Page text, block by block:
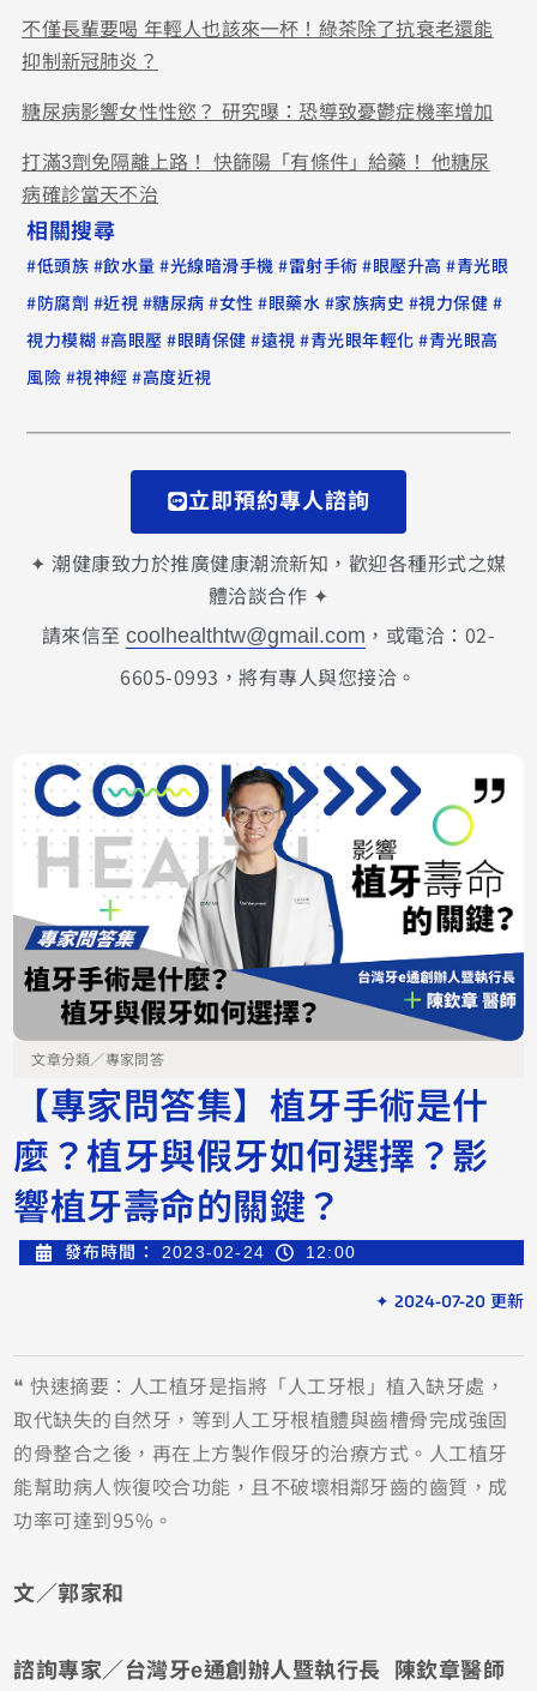
不僅長輩要喝 年輕人也該來一杯！綠茶除了抗衰老還能
抑制新冠肺炎？
糖尿病影響女性性慾？ 研究曝：恐導致憂鬱症機率增加
打滿3劑免隔離上路！ 快篩陽「有條件」給藥！ 他糖尿
病確診當天不治
相關搜尋
#低頭族 #飲水量 #光線暗滑手機 #雷射手術 #眼壓升高 #青光眼
#防腐劑 #近視 #糖尿病 #女性 #眼藥水 #家族病史 #視力保健 #
視力模糊 #高眼壓 #眼睛保健 #遠視 #青光眼年輕化 #青光眼高
風險 #視神經 #高度近視
立即預約專人諮詢
✦ 潮健康致力於推廣健康潮流新知，歡迎各種形式之媒
體洽談合作 ✦
請來信至coolhealthtw@gmail.com ，或電洽：02-
6605-0993，將有專人與您接洽。
文章分類／專家問答
【專家問答集】植牙手術是什
麼？植牙與假牙如何選擇？影
響植牙壽命的關鍵？
發布時間： 2023-02-24 12:00
✦ 2024-07-20 更新
❝ 快速摘要：人工植牙是指將「人工牙根」植入缺牙處，
取代缺失的自然牙，等到人工牙根植體與齒槽骨完成強固
的骨整合之後，再在上方製作假牙的治療方式。人工植牙
能幫助病人恢復咬合功能，且不破壞相鄰牙齒的齒質，成
功率可達到95%。
文／郭家和
諮詢專家／台灣牙e通創辦人暨執行長 陳欽章醫師